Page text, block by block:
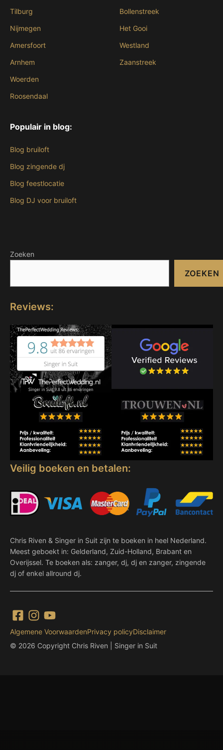
Tilburg
Nijmegen
Amersfoort
Arnhem
Woerden
Roosendaal
Bollenstreek
Het Gooi
Westland
Zaanstreek
Populair in blog:
Blog bruiloft
Blog zingende dj
Blog feestlocatie
Blog DJ voor bruiloft
Zoeken
ZOEKEN
Reviews:
Veilig boeken en betalen:
Chris Riven & Singer in Suit zijn te boeken in heel Nederland.
Meest geboekt in: Gelderland, Zuid-Holland, Brabant en
Overijssel. Te boeken als: zanger, dj, dj en zanger, zingende
dj of enkel allround dj.
© 2026 Copyright Chris Riven | Singer in Suit
Algemene VoorwaardenPrivacy policyDisclaimer